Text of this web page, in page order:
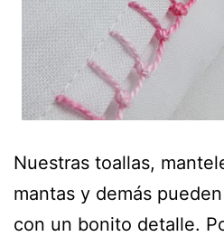
Nuestras toallas,
mantas y demás
con un bonito detalle.